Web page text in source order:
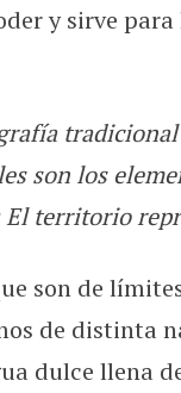
y sirve
tradicional
son los
territorio
son de
de distinta
dulce llena